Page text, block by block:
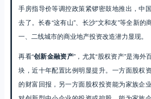
手房指导价等调控政策紧锣密鼓地推出，中
去了。长春“这有山”、长沙“文和友”等全新的
一、二线城市的商业地产投资改造潜力显现。
再看“创新金融资产”，尤其“股权资产”是海外
块，近十年配置比例明显提升。一方面股权
的财富回报，另一方面股权投资能为家族企